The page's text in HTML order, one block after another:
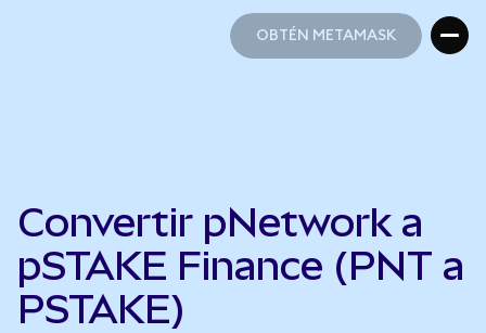
OBTÉN METAMASK
Convertir pNetwork a
pSTAKE Finance (PNT a
PSTAKE)